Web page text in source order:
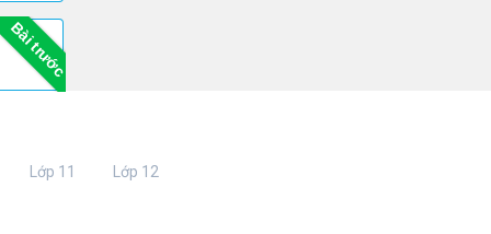
Bài trước
Lớp 11 Lớp 12